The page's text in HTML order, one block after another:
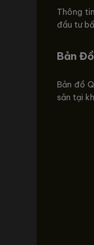
Thông
đầu tư
Bản
Bản đồ
sản tại